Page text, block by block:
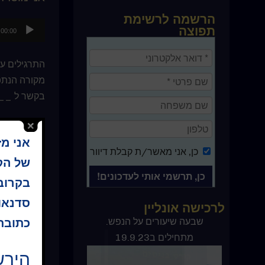
00:00
התרגילים
מקורה
בקשר ל
רעיון
לשלושת
בעת
ושוב, אם
הפרעות
הרשמה לרשימת
תפוצה
כן, אני מאשר/ת קבלת דיוור
לרכישה אונליין
שבעה שיעורים על הנפש.
מתחילים ב19.9.23
ספר קורס בניסים
אני
של